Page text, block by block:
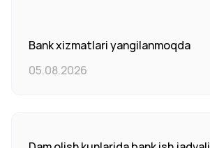
Bank xizmatlari yangilanmoqda
05.08.2026